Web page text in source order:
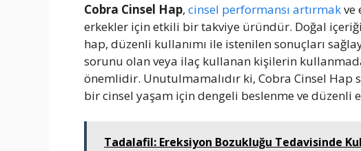
Cobra Cinsel Hap, cinsel performansı artırmakve
erkekler için etkili bir takviye üründür. Doğal
hap, düzenli kullanımı ile istenilen sonuçları
sorunu olan veya ilaç kullanan kişilerin
önemlidir. Unutulmamalıdır ki, Cobra Cinsel Hap
bir cinsel yaşam için dengeli beslenme ve
Tadalafil: Ereksiyon Bozukluğu Tedavisinde